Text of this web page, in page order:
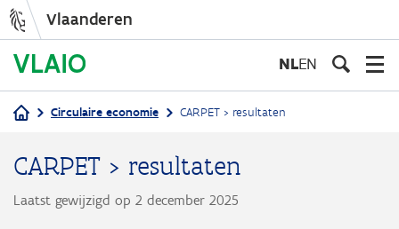
Vlaanderen
NLEN
Circulaire economie CARPET > resultaten
CARPET > resultaten
Laatst gewijzigd op 2 december 2025